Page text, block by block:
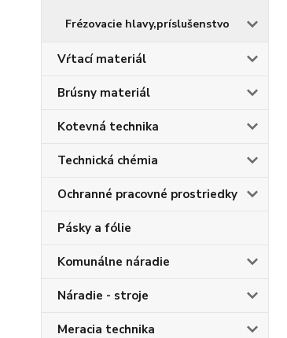
Frézovacie hlavy,príslušenstvo
Vŕtací materiál
Brúsny materiál
Kotevná technika
Technická chémia
Ochranné pracovné prostriedky
Pásky a fólie
Komunálne náradie
Náradie - stroje
Meracia technika